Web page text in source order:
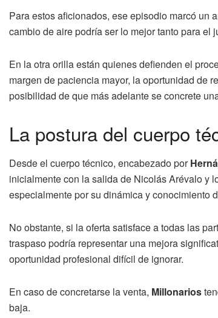
Para estos aficionados, ese episodio marcó un
cambio de aire podría ser lo mejor tanto para el
En la otra orilla están quienes defienden el
margen de paciencia mayor, la oportunidad de
posibilidad de que más adelante se concrete
La postura del cuerpo
Desde el cuerpo técnico, encabezado por
inicialmente con la salida de Nicolás Arévalo y
especialmente por su dinámica y conocimiento
No obstante, si la oferta satisface a todas las
traspaso podría representar una mejora
oportunidad profesional difícil de ignorar.
En caso de concretarse la venta, Millonarios
baja.